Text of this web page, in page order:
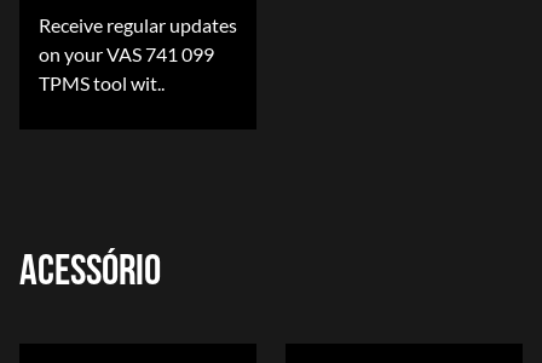
Receive regular updates
on your VAS 741 099
TPMS tool wit..
ACESSÓRIO